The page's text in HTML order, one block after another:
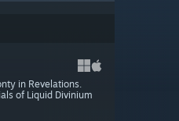
in Revelations.
of Liquid Divinium